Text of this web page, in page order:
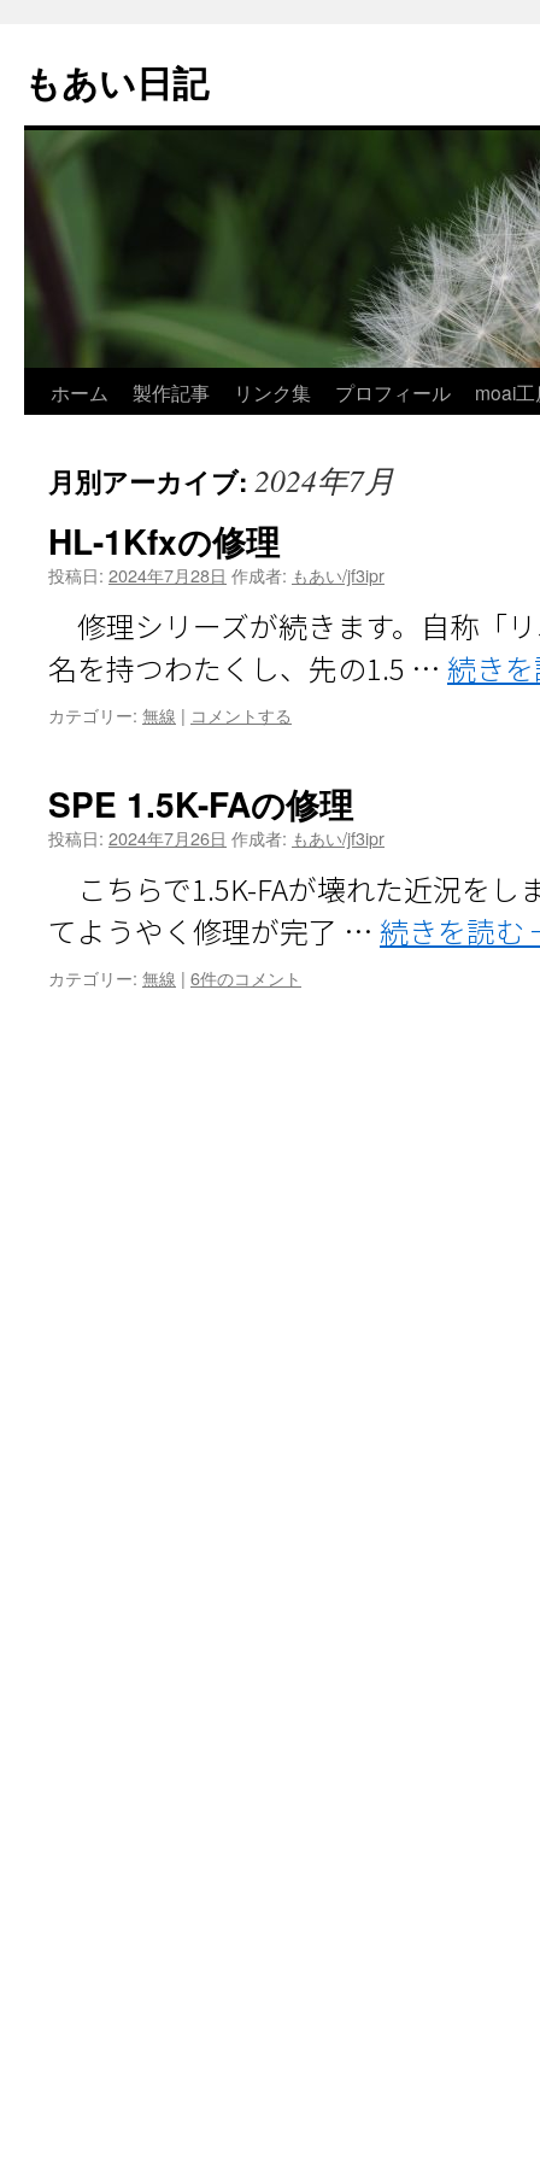
テ
ン
もあい日記
ホーム 製作記事 リンク集 プロフィール moai
月別アーカイブ: 2024年7月
HL-1Kfxの修理
投稿日: 2024年7月28日 作成者: もあい/jf3ipr
修理シリーズが続きます。自称「
名を持つわたくし、先の1.5 … 続き
カテゴリー: 無線 | コメントする
SPE 1.5K-FAの修理
投稿日: 2024年7月26日 作成者: もあい/jf3ipr
こちらで1.5K-FAが壊れた近況をし
てようやく修理が完了 … 続きを読む
カテゴリー: 無線 | 6件のコメント